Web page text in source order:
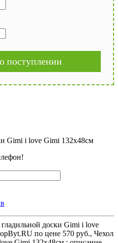
поступлении
доски Gimi i love
по цене 570 руб., Чехол